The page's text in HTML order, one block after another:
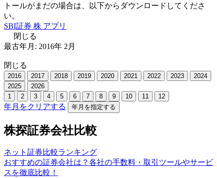
トールがまだの場合は、以下からダウンロードしてくださ
い。
SBI証券 株 アプリ
閉じる
最古年月: 2016年 2 月
閉じる
2016 2017 2018 2019 2020 2021 2022 2023
2024
2025
2026
1
2 3 4 5 6 7 8 9 10 11 12
年月をクリアする 年月を指定する
株探証券会社比較
ネット証券比較ランキング
おすすめの証券会社は？各社の手数料・取引ツールやサービ
スを徹底比較！